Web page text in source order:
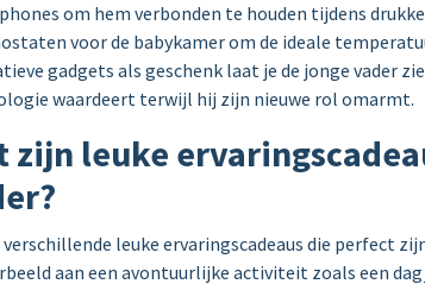
om hem verbonden te houden tijdens
voor de babykamer om de ideale
gadgets als geschenk laat je de jonge vader
waardeert terwijl hij zijn nieuwe rol omarmt.
zijn leuke
leuke ervaringscadeaus die perfect
aan een avontuurlijke activiteit zoals een